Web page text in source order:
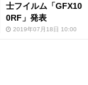
士フイルム「GFX10
0RF」発表
2019年07月18日 10:00